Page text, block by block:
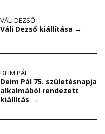
VÁLI DEZSŐ
Váli Dezső kiállítása →
DEIM PÁL
Deim Pál 75. születésnapja
alkalmából rendezett
kiállítás →